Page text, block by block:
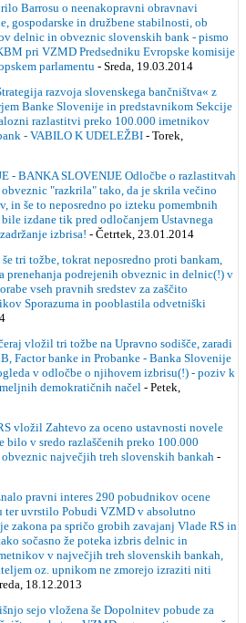
Barrosu o neenakopravni obravnavi
gospodarske in družbene stabilnosti, ob
delnic in obveznic slovenskih bank - pismo
pri VZMD Predsedniku Evropske komisije
parlamentu - Sreda, 19.03.2014
razvoja slovenskega bančništva« z
Banke Slovenije in predstavnikom Sekcije
razlastitvi preko 100.000 imetnikov
- VABILO K UDELEŽBI - Torek,
- BANKA SLOVENIJE Odločbe o razlastitvah
"razkrila" tako, da je skrila večino
in še to neposredno po izteku pomembnih
izdane tik pred odločanjem Ustavnega
izbrisa! - Četrtek, 23.01.2014
tri tožbe, tokrat neposredno proti bankam,
prenehanja podrejenih obveznic in delnic(!) v
vseh pravnih sredstev za zaščito
Sporazuma in pooblastila odvetniški
vložil tri tožbe na Upravno sodišče, zaradi
Factor banke in Probanke - Banka Slovenije
v odločbe o njihovem izbrisu(!) - poziv k
demokratičnih načel - Petek,
vložil Zahtevo za oceno ustavnosti novele
bilo v sredo razlaščenih preko 100.000
največjih treh slovenskih bankah -
pravni interes 290 pobudnikov ocene
ter uvrstilo Pobudi VZMD v absolutno
zakona pa spričo grobih zavajanj Vlade RS in
sočasno že poteka izbris delnic in
v največjih treh slovenskih bankah,
oz. upnikom ne zmorejo izraziti niti
18.12.2013
sejo vložena še Dopolnitev pobude za